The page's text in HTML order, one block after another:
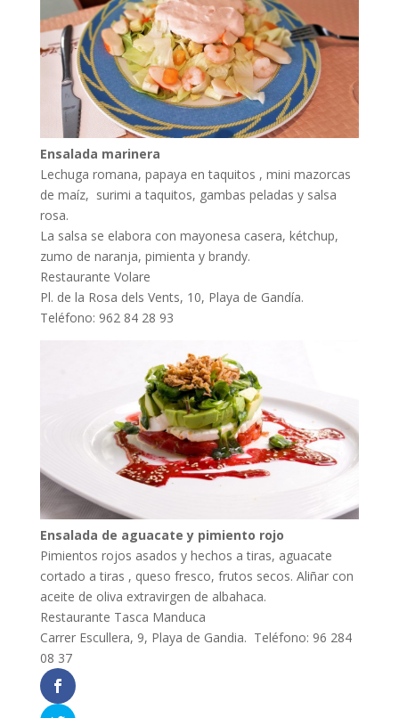
Ensalada marinera
Lechuga romana, papaya en taquitos , mini mazorcas
de maíz, surimi a taquitos, gambas peladas y salsa
rosa.
La salsa se elabora con mayonesa casera, kétchup,
zumo de naranja, pimienta y brandy.
Restaurante Volare
Pl. de la Rosa dels Vents, 10, Playa de Gandía.
Teléfono: 962 84 28 93
Ensalada de aguacate y pimiento rojo
Pimientos rojos asados y hechos a tiras, aguacate
cortado a tiras , queso fresco, frutos secos. Aliñar con
aceite de oliva extravirgen de albahaca.
Restaurante Tasca Manduca
Carrer Escullera, 9, Playa de Gandia. Teléfono: 96 284
08 37